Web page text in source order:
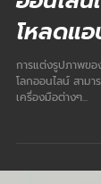
ชี้เป้า 5
ออนไลน์
โหลดแ